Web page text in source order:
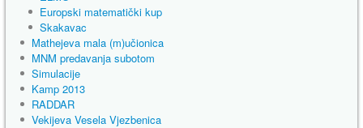
Europski matematički kup
Skakavac
Mathejeva mala (m)učionica
MNM predavanja subotom
Simulacije
Kamp 2013
RADDAR
Vekijeva Vesela Vjezbenica